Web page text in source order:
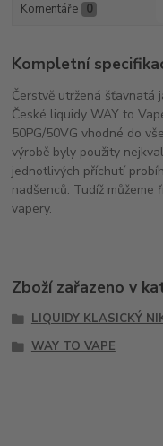
Komentáře 0
Kompletní
Čerstvě utržená šťavnatá
České liquidy WAY to
50PG/50VG vhodné do
výrobě byly použity
jednotlivých příchutí
nadšenců. Tudíž
vapery.
Zboží zařazeno v
LIQUIDY KLASICKÝ
WAY TO VAPE